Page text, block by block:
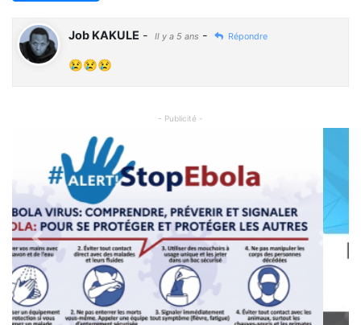
Job KAKULE - Il y a 5 ans - Répondre
😢😢😢
- Publicité -
Previous Next